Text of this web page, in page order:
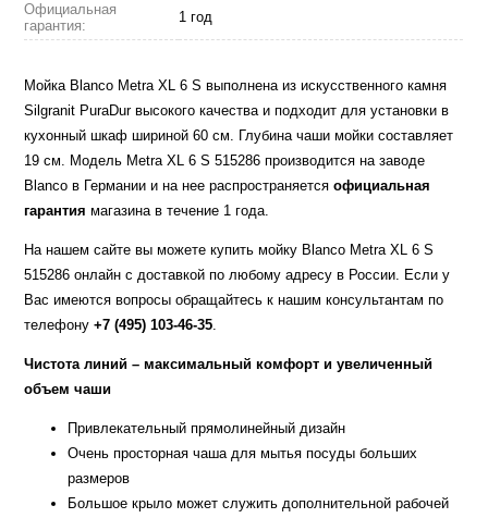
Официальная
гарантия:
1 год
Мойка Blanco Metra XL 6 S выполнена из искусственного камня
Silgranit PuraDur высокого качества и подходит для установки в
кухонный шкаф шириной 60 см. Глубина чаши мойки составляет
19 см. Модель Metra XL 6 S 515286 производится на заводе
Blanco в Германии и на нее распространяетсяофициальная
гарантия магазина в течение 1 года.
На нашем сайте вы можете купить мойку Blanco Metra XL 6 S
515286 онлайн с доставкой по любому адресу в России. Если у
Вас имеются вопросы обращайтесь к нашим консультантам по
телефону+7 (495) 103-46-35.
Чистота линий – максимальный комфорт и увеличенный
объем чаши
Привлекательный прямолинейный дизайн
Очень просторная чаша для мытья посуды больших
размеров
Большое крыло может служить дополнительной рабочей